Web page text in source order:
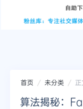
首页 未分类 正
算法揭秘：